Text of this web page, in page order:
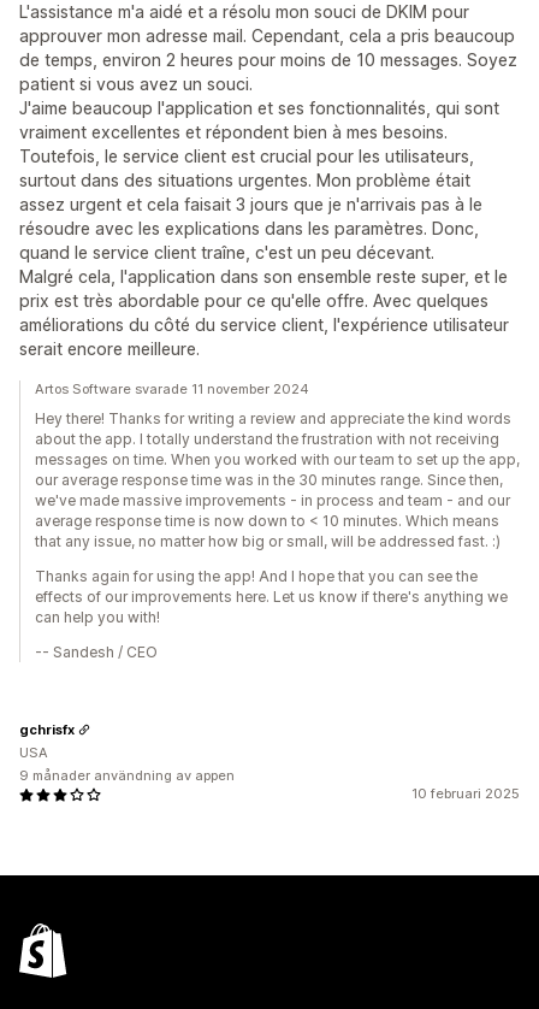
L'assistance m'a aidé et a résolu mon souci de DKIM pour
approuver mon adresse mail. Cependant, cela a pris beaucoup
de temps, environ 2 heures pour moins de 10 messages. Soyez
patient si vous avez un souci.
J'aime beaucoup l'application et ses fonctionnalités, qui sont
vraiment excellentes et répondent bien à mes besoins.
Toutefois, le service client est crucial pour les utilisateurs,
surtout dans des situations urgentes. Mon problème était
assez urgent et cela faisait 3 jours que je n'arrivais pas à le
résoudre avec les explications dans les paramètres. Donc,
quand le service client traîne, c'est un peu décevant.
Malgré cela, l'application dans son ensemble reste super, et le
prix est très abordable pour ce qu'elle offre. Avec quelques
améliorations du côté du service client, l'expérience utilisateur
serait encore meilleure.
Artos Software svarade 11 november 2024
Hey there! Thanks for writing a review and appreciate the kind words
about the app. I totally understand the frustration with not receiving
messages on time. When you worked with our team to set up the app,
our average response time was in the 30 minutes range. Since then,
we've made massive improvements - in process and team - and our
average response time is now down to < 10 minutes. Which means
that any issue, no matter how big or small, will be addressed fast. :)
Thanks again for using the app! And I hope that you can see the
effects of our improvements here. Let us know if there's anything we
can help you with!
-- Sandesh / CEO
10 februari 2025
gchrisfx
USA
9 månader användning av appen